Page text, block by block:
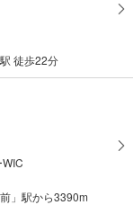
徒歩22分
」駅から3390m